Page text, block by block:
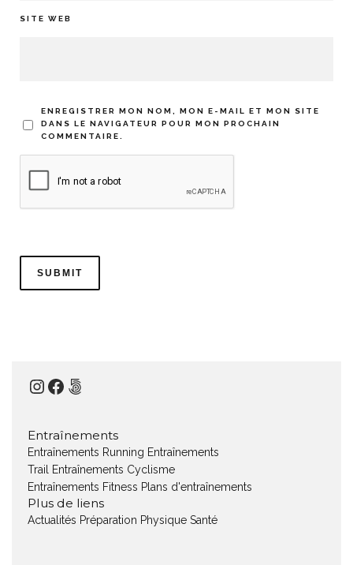
SITE WEB
ENREGISTRER MON NOM, MON E-MAIL ET MON SITE
DANS LE NAVIGATEUR POUR MON PROCHAIN
COMMENTAIRE.
Instagram
Facebook
500px
Entraînements
Entraînements Running Entraînements
Trail
Entraînements Cyclisme
Entraînements Fitness Plans d'entraînements
Plus de liens
Actualités Préparation Physique Santé